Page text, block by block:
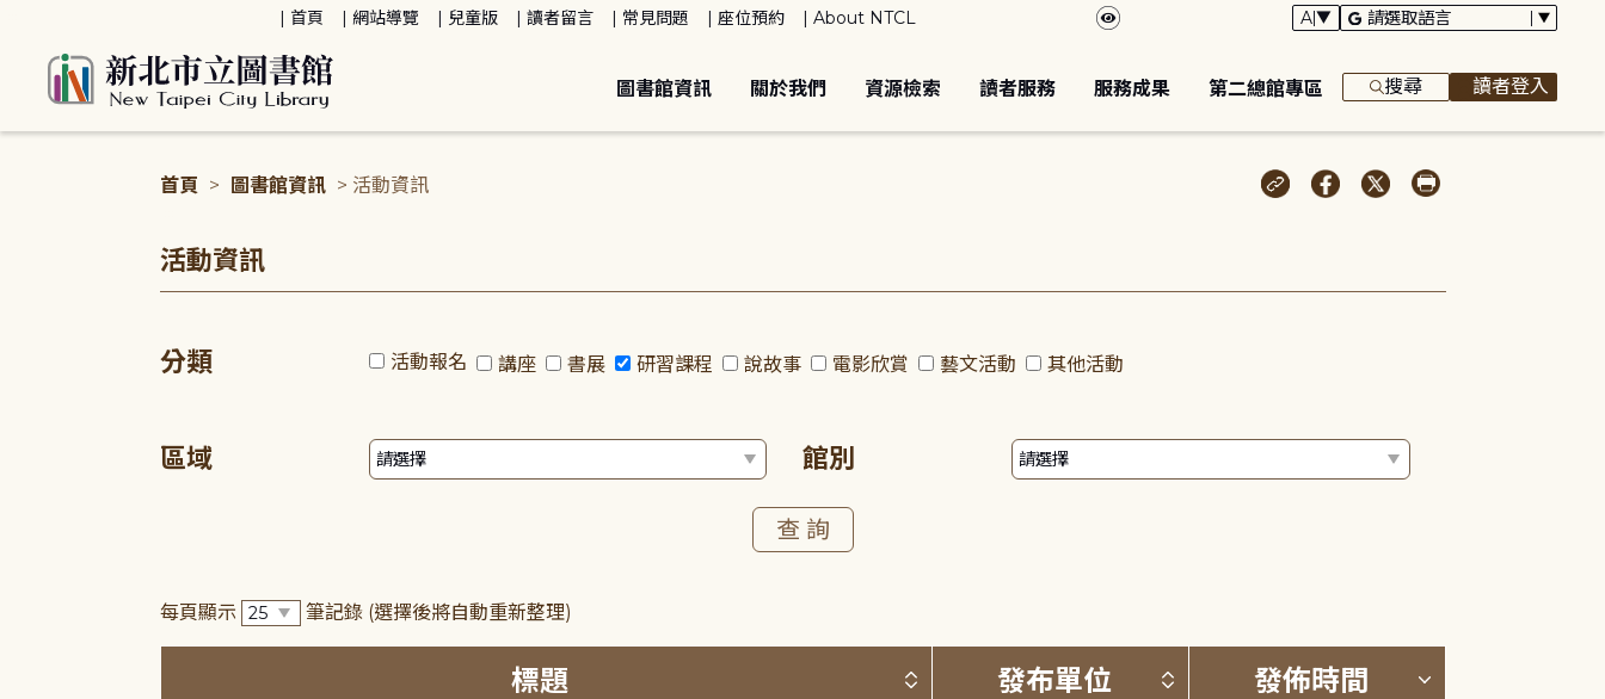
首頁 網站導覽 兒童版 讀者留言 常見問題 座位預約 About NTCL
圖書館資訊 關於我們 資源檢索 讀者服務 服務成果 第二總館專區 搜尋 讀者登入
首頁 > 圖書館資訊 > 活動資訊
活動資訊
分類 活動報名 講座 書展 研習課程 說故事 電影欣賞 藝文活動 其他活動
區域 館別
每頁顯示 筆記錄 (選擇後將自動重新整理)
標題 按標題排序 (升降冪)
發布單位 按發布單位排序 (升降冪)
發佈時間 按發佈時間